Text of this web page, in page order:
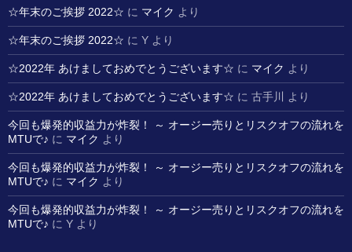
☆年末のご挨拶 2022☆ に マイク より
☆年末のご挨拶 2022☆ に Y より
☆2022年 あけましておめでとうございます☆ に マイク より
☆2022年 あけましておめでとうございます☆ に 古手川 より
今回も爆発的収益力が炸裂！ ～ オージー売りとリスクオフの流れを
MTUで♪ に マイク より
今回も爆発的収益力が炸裂！ ～ オージー売りとリスクオフの流れを
MTUで♪ に マイク より
今回も爆発的収益力が炸裂！ ～ オージー売りとリスクオフの流れを
MTUで♪ に Y より